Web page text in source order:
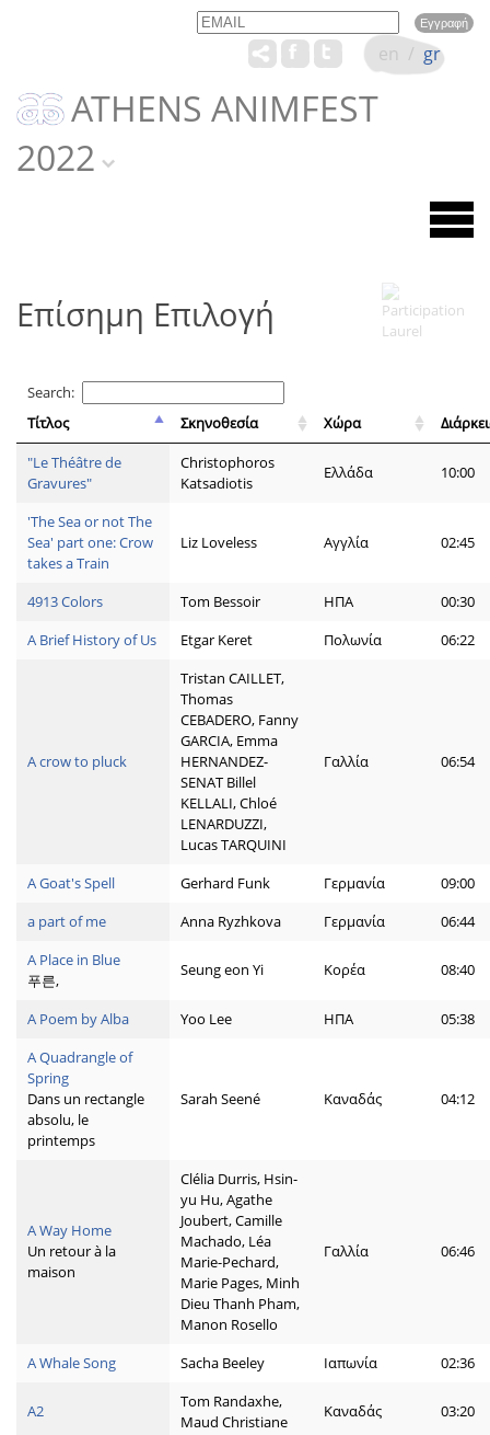
Email Name
ATHENS ANIMFEST
2022
en / gr
Επίσημη Επιλογή
Search:
Τίτλος
Σκηνοθεσία Χώρα
"Le Théâtre de
Gravures"
Christophoros
Katsadiotis
Ελλάδα 10:00
'The Sea or not The
Sea' part one: Crow
takes a Train
Liz Loveless Αγγλία 02:45
4913 Colors Tom Bessoir ΗΠΑ
00:30
A Brief History of Us
Etgar Keret Πολωνία 06:22
A crow to pluck
Tristan CAILLET,
Thomas
CEBADERO, Fanny
GARCIA, Emma
HERNANDEZ-
SENAT Billel
KELLALI, Chloé
LENARDUZZI,
Lucas TARQUINI
Γαλλία 06:54
A Goat's Spell Gerhard Funk Γερμανία
09:00
a part of me
Anna Ryzhkova Γερμανία
06:44
A Place in Blue
푸른,
Seung eon Yi Κορέα 08:40
A Poem by Alba Yoo Lee ΗΠΑ
05:38
A Quadrangle of
Spring
Dans un rectangle
absolu, le
printemps
Sarah Seené Καναδάς 04:12
A Way Home
Un retour à la
maison
Clélia Durris, Hsin-
yu Hu, Agathe
Joubert, Camille
Machado, Léa
Marie-Pechard,
Marie Pages, Minh
Dieu Thanh Pham,
Manon Rosello
Γαλλία 06:46
A Whale Song Sacha Beeley Ιαπωνία 02:36
A2
Tom Randaxhe,
Maud Christiane
Καναδάς 03:20